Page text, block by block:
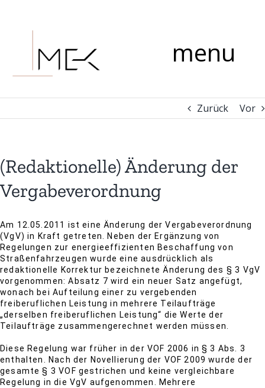
menu
Zurück Vor
(Redaktionelle) Änderung der
Vergabeverordnung
Am 12.05.2011 ist eine Änderung der Vergabeverordnung
(VgV) in Kraft getreten. Neben der Ergänzung von
Regelungen zur energieeffizienten Beschaffung von
Straßenfahrzeugen wurde eine ausdrücklich als
redaktionelle Korrektur bezeichnete Änderung des § 3 VgV
vorgenommen: Absatz 7 wird ein neuer Satz angefügt,
wonach bei Aufteilung einer zu vergebenden
freiberuflichen Leistung in mehrere Teilaufträge
„derselben freiberuflichen Leistung“ die Werte der
Teilaufträge zusammengerechnet werden müssen.
Diese Regelung war früher in der VOF 2006 in § 3 Abs. 3
enthalten. Nach der Novellierung der VOF 2009 wurde der
gesamte § 3 VOF gestrichen und keine vergleichbare
Regelung in die VgV aufgenommen. Mehrere